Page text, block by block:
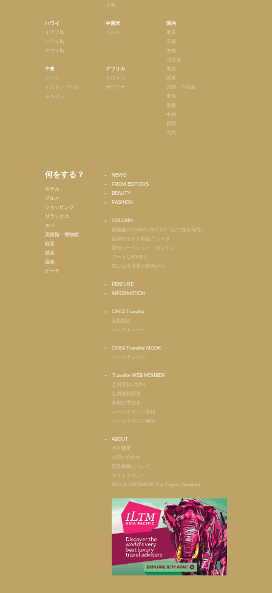
ハワイ
オアフ島
ハワイ島
マウイ島
中東
ドバイ
イスタンブール
ヨルダン
上海
中南米
ペルー
アフリカ
モロッコ
ボツワナ
国内
東京
京都
沖縄
北海道
東北
関東
北陸・甲信越
東海
近畿
中国
四国
九州
何をする？
ホテル
グルメ
ショッピング
リラックス
スパ
美術館・博物館
絶景
散策
温泉
ビーチ
NEWS
FROM EDITORS
BEAUTY
FASHION
COLUMN
齋藤薫のTRAVEL NOTES「心に残る時間」
至福のホテル最新ニュース
最旬シークレット・ロンドン
アートなNY便り
気になる世界の街角から
FEATURE
INFORMATION
CREA Traveller
定期購読
バックナンバー
CREA Traveller MOOK
バックナンバー
Traveller WEB MEMBER
会員登録 (無料)
会員情報変更
各種お手続き
メールマガジン登録
メールマガジン解除
ABOUT
会社概要
お問い合わせ
広告掲載について
サイトポリシー
MEIDA OVERVIEW (For English Speaker)